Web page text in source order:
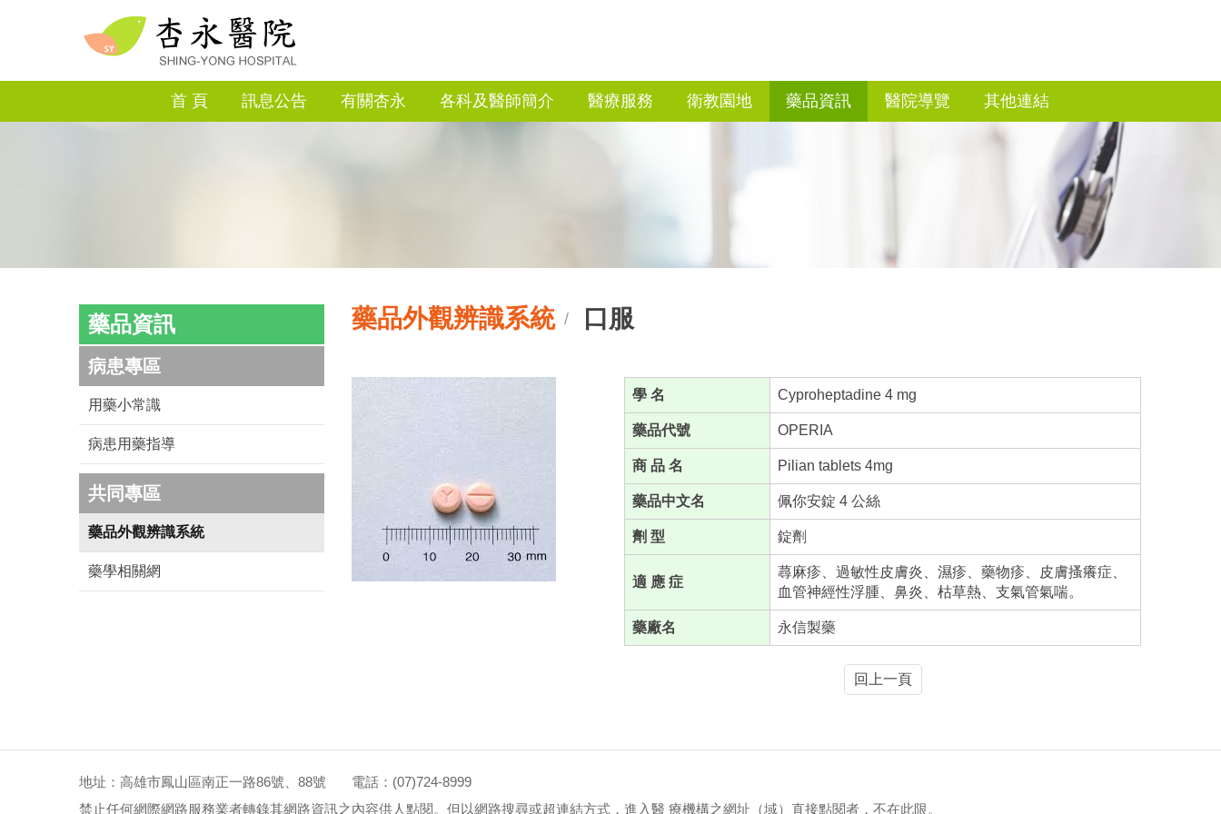
首 頁 訊息公告 有關杏永 各科及醫師簡介 醫療服務 衛教園地 藥品資訊 醫院導覽 其他連結
藥品資訊
病患專區
用藥小常識
病患用藥指導
共同專區
藥品外觀辨識系統
藥學相關網
藥品外觀辨識系統/ 口服
學 名 Cyproheptadine 4 mg
藥品代號 OPERIA
商 品 名 Pilian tablets 4mg
藥品中文名 佩你安錠 4 公絲
劑 型 錠劑
適 應 症
蕁麻疹、過敏性皮膚炎、濕疹、藥物疹、皮膚搔癢症、
血管神經性浮腫、鼻炎、枯草熱、支氣管氣喘。
藥廠名 永信製藥
回上一頁
地址：高雄市鳳山區南正一路86號、88號 電話：(07)724-8999
禁止任何網際網路服務業者轉錄其網路資訊之內容供人點閱。但以網路搜尋或超連結方式，進入醫 療機構之網址（域）直接點閱者，不在此限。